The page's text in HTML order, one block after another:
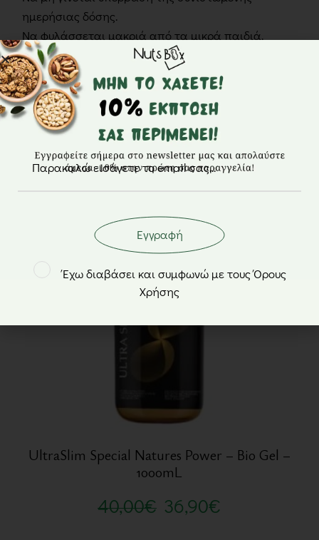
ημερήσιας δόσης.
Να φυλάσσεται μακριά από τα μικρά παιδιά.
Σχετικά προϊόντα
UltraSlim Special Natures Power – Bio Gel –
1000mL
40,00€ 36,90€
Εγγραφή
Έχω διαβάσει και συμφωνώ με τους Όρους
Χρήσης